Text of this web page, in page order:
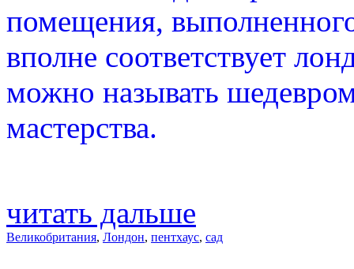
помещения,
вполне соответствует
можно называть
мастерства.
читать дальше
Великобритания, Лондон, пентхаус, сад